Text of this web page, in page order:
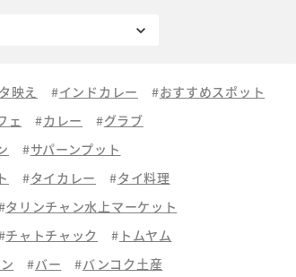
映え インドカレー
おすすめスポット
ェ カレー
グラブ
サパーンプット
タイカレー
タイ料理
タリンチャン水上マーケット
チャトチャック
トムヤム
バー
バンコク土産